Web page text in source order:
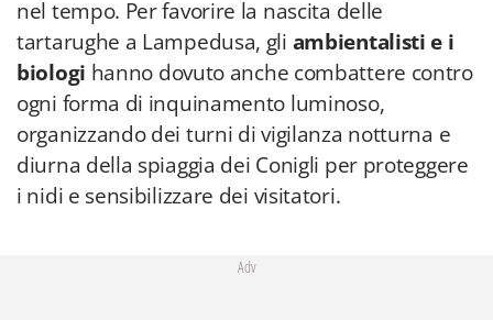
nel tempo. Per favorire la nascita delle
tartarughe a Lampedusa, gli ambientalisti e i
biologi hanno dovuto anche combattere contro
ogni forma di inquinamento luminoso,
organizzando dei turni di vigilanza notturna e
diurna della spiaggia dei Conigli per proteggere
i nidi e sensibilizzare dei visitatori.
Adv